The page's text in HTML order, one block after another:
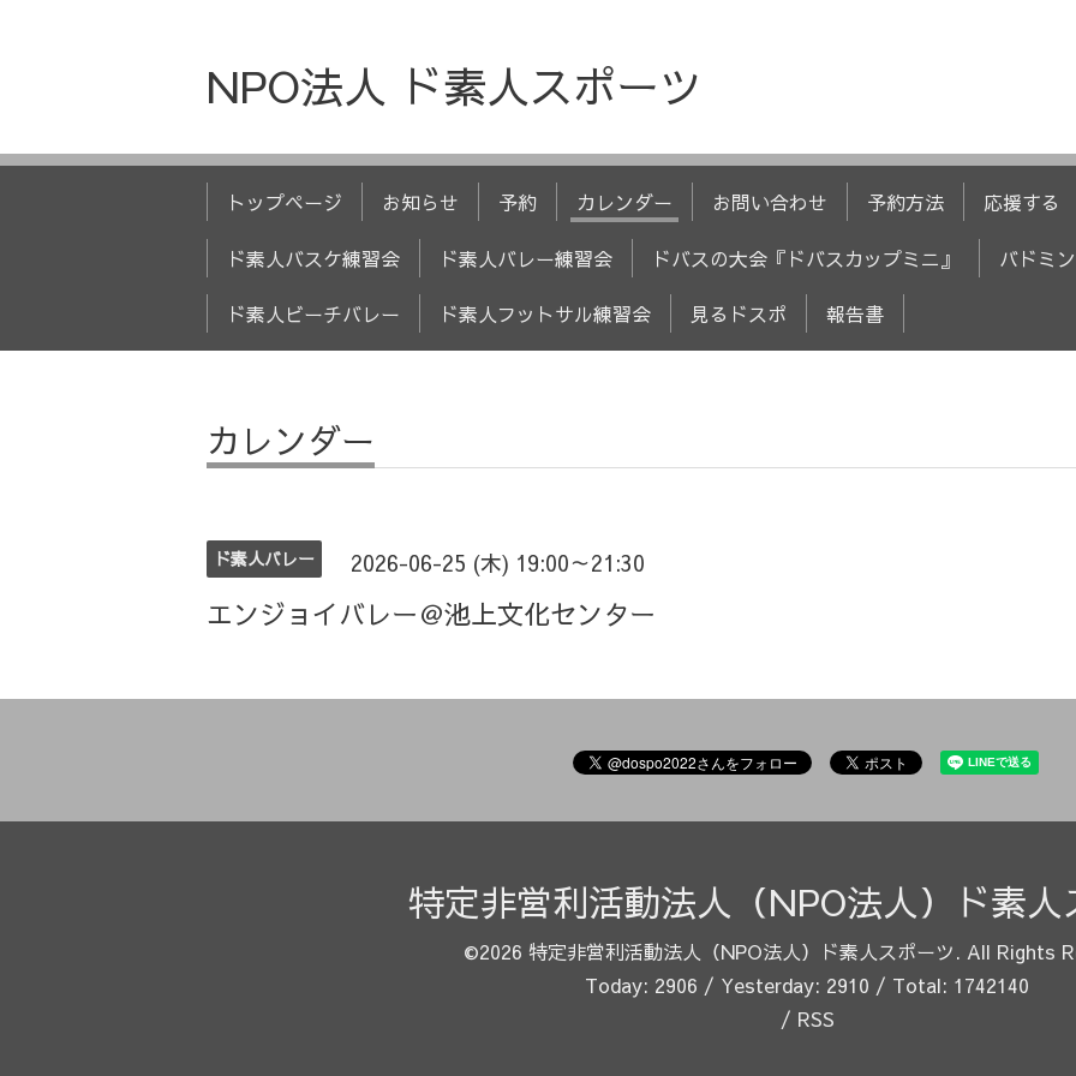
NPO法人 ド素人スポーツ
トップページ お知らせ 予約 カレンダー お問い合わせ 予約方法 応援する
ド素人バスケ練習会 ド素人バレー練習会 ドバスの大会『ドバスカップミニ』 バドミ
ド素人ビーチバレー ド素人フットサル練習会 見るドスポ 報告書
カレンダー
ド素人バレー 2026-06-25 (木) 19:00～21:30
エンジョイバレー＠池上文化センター
特定非営利活動法人（NPO法人）ド素人
©2026 特定非営利活動法人（NPO法人）ド素人スポーツ. All Rights
Today: 2906 / Yesterday: 2910 / Total: 1742140
/ RSS